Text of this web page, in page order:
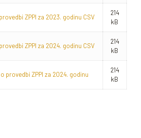
ZPPI za 2023. godinu CSV
214
kB
ZPPI za 2024. godinu CSV
214
kB
provedbi ZPPI za 2024. godinu
214
kB